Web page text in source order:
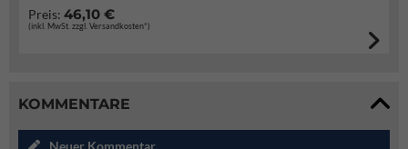
Preis: 46,10 €
(inkl. MwSt. zzgl. Versandkosten*)
KOMMENTARE
Neuer Kommentar